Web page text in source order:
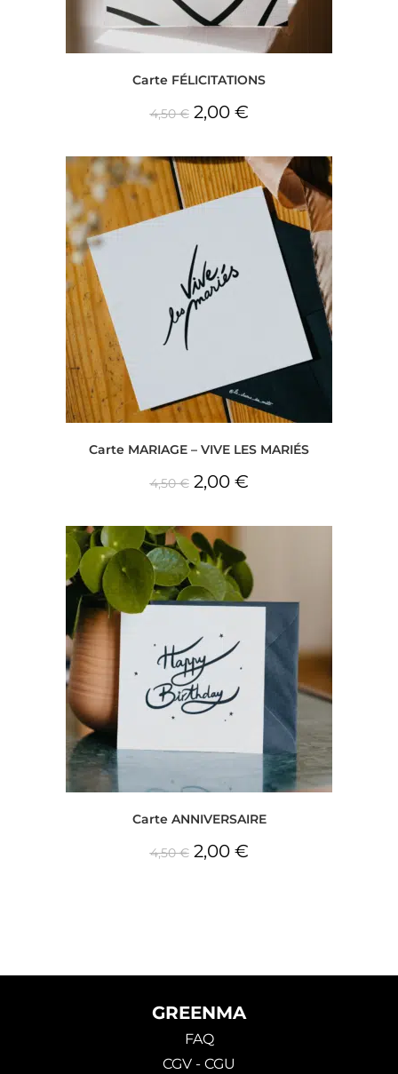
Carte FÉLICITATIONS
4,50€ 2,00 €
Carte MARIAGE – VIVE LES MARIÉS
4,50€ 2,00 €
Carte ANNIVERSAIRE
4,50€ 2,00 €
GREENMA
FAQ
CGV - CGU